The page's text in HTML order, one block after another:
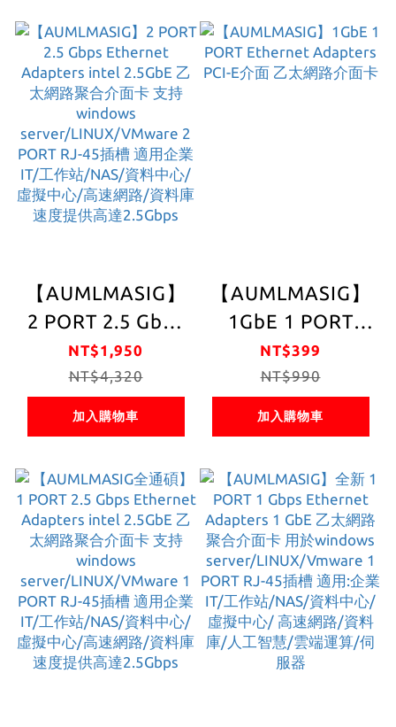
2.5GGBPS 高速網
卡 獨立網卡
庭/工業/伺服器/辦
公室/單機 傳輸頻
寬5.0 GT/s PCI-
【AUMLMASIG】
2 PORT 2.5 Gbps
Ethernet
Adapters intel
2.5GbE 乙太網路
聚合介面卡 支持
server/LINUX/VMware
2 PORT RJ-45插
槽 適用企業IT/工
作站/NAS/資料中
心/虛擬中心/高速
網路/資料庫速度
提供高達2.5Gbps
NT$1,950
NT$4,320
加入購物車
【AUMLMASIG】
1GbE 1 PORT
Ethernet
Adapters PCI-E介
面 乙太網路介面卡
NT$399
NT$990
加入購物車